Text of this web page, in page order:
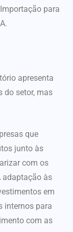
para
apresenta
do setor, mas
que
junto às
com os
adaptação às
em
internos para
com as